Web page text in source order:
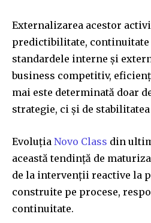
Externalizarea acestor
predictibilitate, continuitate
standardele interne și
business competitiv,
mai este determinată doar
strategie, ci și de
Evoluția Novo Class din
această tendință de
de la intervenții reactive la
construite pe procese,
continuitate.